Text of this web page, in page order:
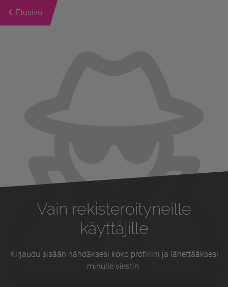
Etusivu
Vain rekisteröityneille
käyttäjille
Kirjaudu sisään nähdäksesi koko profiilini ja lähettääksesi
minulle viestin.